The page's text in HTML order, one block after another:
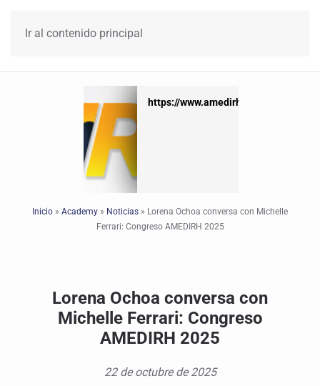
Ir al contenido principal
https://www.amedirh.com.mx
https://www.amedirh.com.mx
Inicio » Academy » Noticias » Lorena Ochoa conversa con Michelle
Ferrari: Congreso AMEDIRH 2025
Lorena Ochoa conversa con
Michelle Ferrari: Congreso
AMEDIRH 2025
22 de octubre de 2025